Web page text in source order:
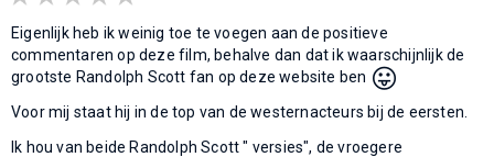
Eigenlijk heb ik weinig toe te voegen aan de positieve
commentaren op deze film, behalve dan dat ik waarschijnlijk de
grootste Randolph Scott fan op deze website ben 😛
Voor mij staat hij in de top van de westernacteurs bij de eersten.
Ik hou van beide Randolph Scott " versies", de vroegere